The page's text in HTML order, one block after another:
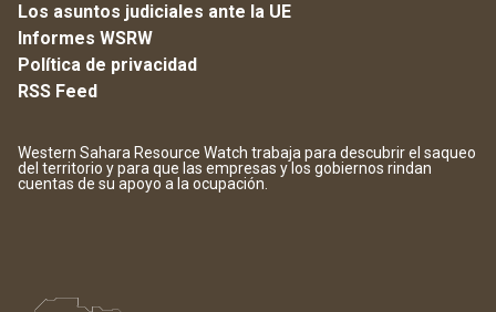
Los asuntos judiciales ante la UE
Informes WSRW
Política de privacidad
RSS Feed
Western Sahara Resource Watch trabaja para descubrir el saqueo
del territorio y para que las empresas y los gobiernos rindan
cuentas de su apoyo a la ocupación.